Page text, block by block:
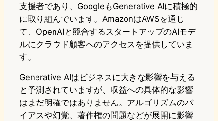
支援者であり、GoogleもGenerative AIに積極的
に取り組んでいます。AmazonはAWSを通じ
て、OpenAIと競合するスタートアップのAIモデ
ルにクラウド顧客へのアクセスを提供していま
す。
Generative AIはビジネスに大きな影響を与える
と予測されていますが、収益への具体的な影響
はまだ明確ではありません。アルゴリズムのバ
イアスや幻覚、著作権の問題などが展開に影響